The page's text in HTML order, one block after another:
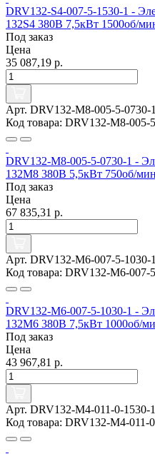
DRV132-S4-007-5-1530-1 -
132S4 380В 7,5кВт 1500об/
Под заказ
Цена
35 087,19 р.
Арт. DRV132-M8-005-5-0730-1
Код товара: DRV132-M8-005-
DRV132-M8-005-5-0730-1 -
132M8 380В 5,5кВт 750об/
Под заказ
Цена
67 835,31 р.
Арт. DRV132-M6-007-5-1030-1
Код товара: DRV132-M6-007-
DRV132-M6-007-5-1030-1 -
132M6 380В 7,5кВт 1000об/
Под заказ
Цена
43 967,81 р.
Арт. DRV132-M4-011-0-1530-1
Код товара: DRV132-M4-011-